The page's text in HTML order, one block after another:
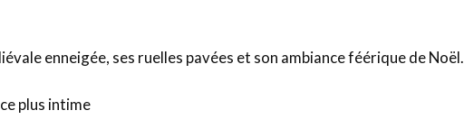
enneigée, ses ruelles pavées et son ambiance féérique de Noël.
plus intime